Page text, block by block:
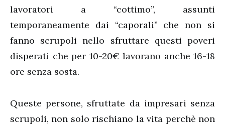
lavoratori a “cottimo”, assunti
temporaneamente dai “caporali” che non si
fanno scrupoli nello sfruttare questi poveri
disperati che per 10-20€ lavorano anche 16-18
ore senza sosta.
Queste persone, sfruttate da impresari senza
scrupoli, non solo rischiano la vita perchè non